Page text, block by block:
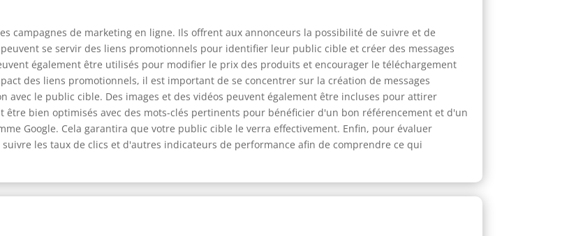
campagnes de marketing en ligne. Ils offrent aux annonceurs la possibilité de suivre et de
se servir des liens promotionnels pour identifier leur public cible et créer des messages
également être utilisés pour modifier le prix des produits et encourager le téléchargement
des liens promotionnels, il est important de se concentrer sur la création de messages
avec le public cible. Des images et des vidéos peuvent également être incluses pour attirer
bien optimisés avec des mots-clés pertinents pour bénéficier d'un bon référencement et d'un
Google. Cela garantira que votre public cible le verra effectivement. Enfin, pour évaluer
les taux de clics et d'autres indicateurs de performance afin de comprendre ce qui